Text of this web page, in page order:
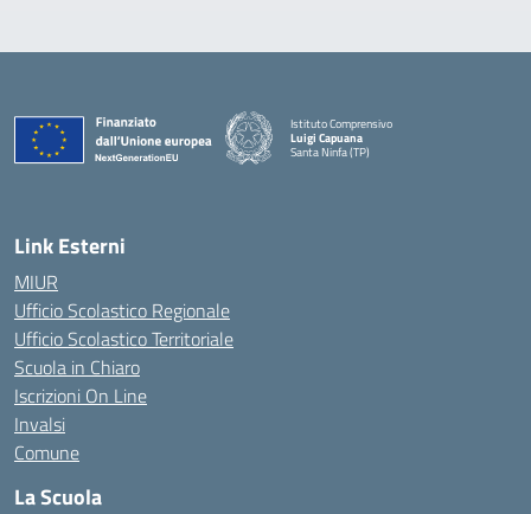
Istituto Comprensivo
Luigi Capuana
Santa Ninfa (TP)
Link Esterni
MIUR
Ufficio Scolastico Regionale
Ufficio Scolastico Territoriale
Scuola in Chiaro
Iscrizioni On Line
Invalsi
Comune
La Scuola